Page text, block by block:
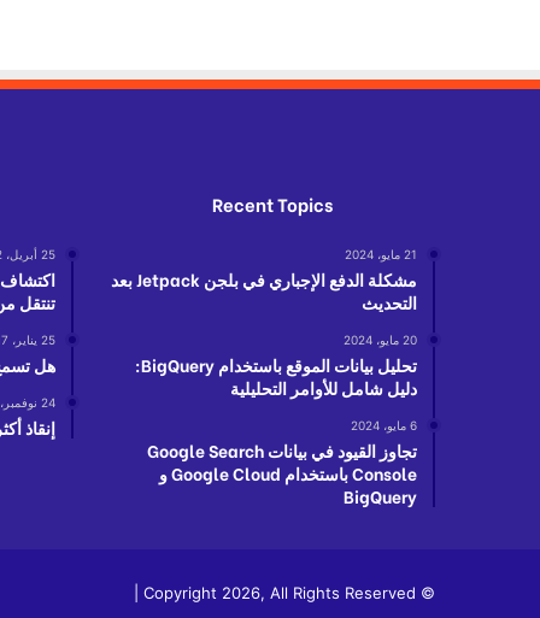
Recent Topics
21 مايو، 2024
مشكلة الدفع الإجباري في بلجن Jetpack بعد
التحديث
20 مايو، 2024
تحليل بيانات الموقع باستخدام BigQuery:
دليل شامل للأوامر التحليلية
6 مايو، 2024
تجاوز القيود في بيانات Google Search
Console باستخدام Google Cloud و
BigQuery
25 أبريل، 2022
اكتشاف
تنتقل
25 يناير، 2017
هل
24 نوفمبر، 2021
إنقاذ أكثر من 400
© Copyright 2026, All Rights Reserved |